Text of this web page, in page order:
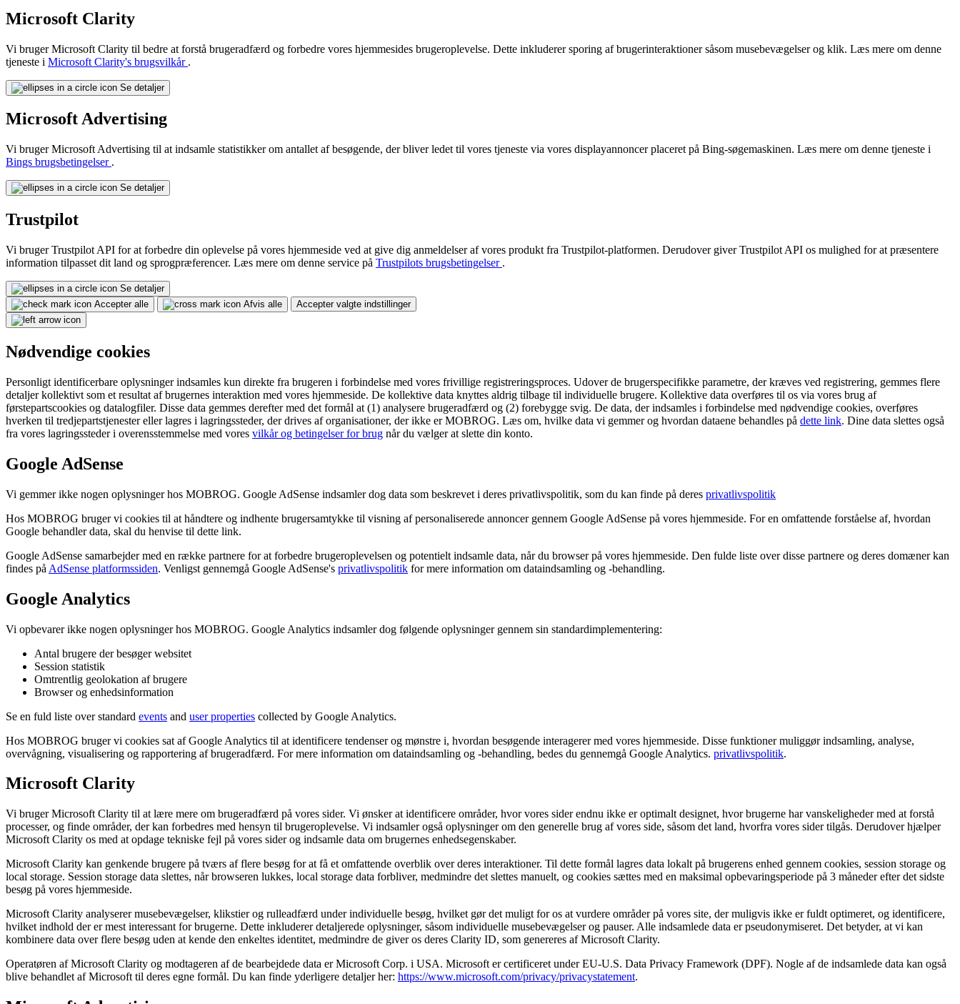
Microsoft Clarity
Vi bruger Microsoft Clarity til bedre at forstå brugeradfærd og forbedre vores hjemmesides brugeroplevelse. Dette inkluderer sporing af brugerinteraktioner såsom musebevægelser og klik. Læs mere om denne
tjeneste i Microsoft Clarity's brugsvilkår .
Se detaljer
Microsoft Advertising
Vi bruger Microsoft Advertising til at indsamle statistikker om antallet af besøgende, der bliver ledet til vores tjeneste via vores displayannoncer placeret på Bing-søgemaskinen. Læs mere om denne tjeneste i
Bings brugsbetingelser .
Se detaljer
Trustpilot
Vi bruger Trustpilot API for at forbedre din oplevelse på vores hjemmeside ved at give dig anmeldelser af vores produkt fra Trustpilot-platformen. Derudover giver Trustpilot API os mulighed for at præsentere
information tilpasset dit land og sprogpræferencer. Læs mere om denne service på Trustpilots brugsbetingelser .
Se detaljer
Accepter alle
Afvis alle Accepter valgte indstillinger
Nødvendige cookies
Personligt identificerbare oplysninger indsamles kun direkte fra brugeren i forbindelse med vores frivillige registreringsproces. Udover de brugerspecifikke parametre, der kræves ved registrering, gemmes flere
detaljer kollektivt som et resultat af brugernes interaktion med vores hjemmeside. De kollektive data knyttes aldrig tilbage til individuelle brugere. Kollektive data overføres til os via vores brug af
førstepartscookies og datalogfiler. Disse data gemmes derefter med det formål at (1) analysere brugeradfærd og (2) forebygge svig. De data, der indsamles i forbindelse med nødvendige cookies, overføres
hverken til tredjepartstjenester eller lagres i lagringssteder, der drives af organisationer, der ikke er MOBROG. Læs om, hvilke data vi gemmer og hvordan dataene behandles på dette link. Dine data slettes også
fra vores lagringssteder i overensstemmelse med vores vilkår og betingelser for brug når du vælger at slette din konto.
Google AdSense
Vi gemmer ikke nogen oplysninger hos MOBROG. Google AdSense indsamler dog data som beskrevet i deres privatlivspolitik, som du kan finde på deres privatlivspolitik
Hos MOBROG bruger vi cookies til at håndtere og indhente brugersamtykke til visning af personaliserede annoncer gennem Google AdSense på vores hjemmeside. For en omfattende forståelse af, hvordan
Google behandler data, skal du henvise til dette link.
Google AdSense samarbejder med en række partnere for at forbedre brugeroplevelsen og potentielt indsamle data, når du browser på vores hjemmeside. Den fulde liste over disse partnere og deres domæner kan
findes på AdSense platformssiden. Venligst gennemgå Google AdSense's privatlivspolitik for mere information om dataindsamling og -behandling.
Google Analytics
Vi opbevarer ikke nogen oplysninger hos MOBROG. Google Analytics indsamler dog følgende oplysninger gennem sin standardimplementering:
Antal brugere der besøger websitet
Session statistik
Omtrentlig geolokation af brugere
Browser og enhedsinformation
Se en fuld liste over standard events and user properties collected by Google Analytics.
Hos MOBROG bruger vi cookies sat af Google Analytics til at identificere tendenser og mønstre i, hvordan besøgende interagerer med vores hjemmeside. Disse funktioner muliggør indsamling, analyse,
overvågning, visualisering og rapportering af brugeradfærd. For mere information om dataindsamling og -behandling, bedes du gennemgå Google Analytics. privatlivspolitik.
Microsoft Clarity
Vi bruger Microsoft Clarity til at lære mere om brugeradfærd på vores sider. Vi ønsker at identificere områder, hvor vores sider endnu ikke er optimalt designet, hvor brugerne har vanskeligheder med at forstå
processer, og finde områder, der kan forbedres med hensyn til brugeroplevelse. Vi indsamler også oplysninger om den generelle brug af vores side, såsom det land, hvorfra vores sider tilgås. Derudover hjælper
Microsoft Clarity os med at opdage tekniske fejl på vores sider og indsamle data om brugernes enhedsegenskaber.
Microsoft Clarity kan genkende brugere på tværs af flere besøg for at få et omfattende overblik over deres interaktioner. Til dette formål lagres data lokalt på brugerens enhed gennem cookies, session storage og
local storage. Session storage data slettes, når browseren lukkes, local storage data forbliver, medmindre det slettes manuelt, og cookies sættes med en maksimal opbevaringsperiode på 3 måneder efter det sidste
besøg på vores hjemmeside.
Microsoft Clarity analyserer musebevægelser, klikstier og rulleadfærd under individuelle besøg, hvilket gør det muligt for os at vurdere områder på vores site, der muligvis ikke er fuldt optimeret, og identificere,
hvilket indhold der er mest interessant for brugerne. Dette inkluderer detaljerede oplysninger, såsom individuelle musebevægelser og pauser. Alle indsamlede data er pseudonymiseret. Det betyder, at vi kan
kombinere data over flere besøg uden at kende den enkeltes identitet, medmindre de giver os deres Clarity ID, som genereres af Microsoft Clarity.
Operatøren af Microsoft Clarity og modtageren af de bearbejdede data er Microsoft Corp. i USA. Microsoft er certificeret under EU-U.S. Data Privacy Framework (DPF). Nogle af de indsamlede data kan også
blive behandlet af Microsoft til deres egne formål. Du kan finde yderligere detaljer her: https://www.microsoft.com/privacy/privacystatement.